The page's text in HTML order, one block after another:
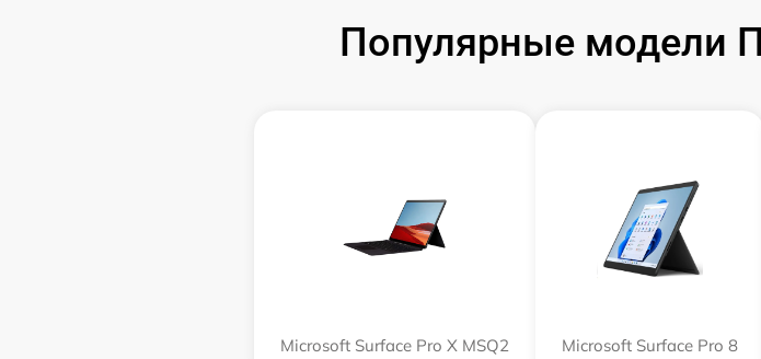
Популярные модели
Microsoft Surface Pro X MSQ2 Microsoft Surface Pro 8